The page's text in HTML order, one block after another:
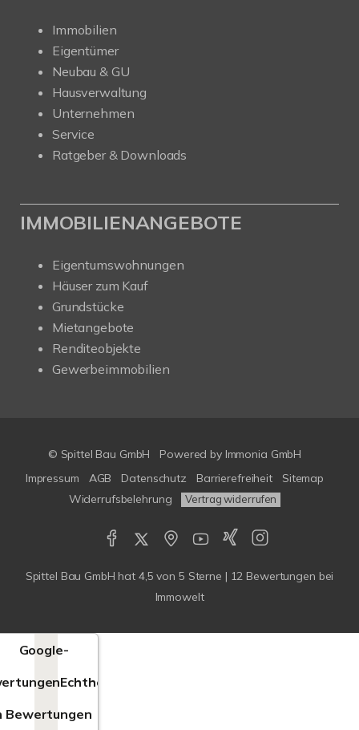
Immobilien
Eigentümer
Neubau & GU
Hausverwaltung
Unternehmen
Service
Ratgeber & Downloads
IMMOBILIENANGEBOTE
Eigentumswohnungen
Häuser zum Kauf
Grundstücke
Mietangebote
Renditeobjekte
Gewerbeimmobilien
© Spittel Bau GmbH Powered by Immonia GmbH
Impressum
AGB Datenschutz Barrierefreiheit
Sitemap
Widerrufsbelehrung
Vertrag widerrufen
Spittel Bau GmbH hat 4,5 von 5 Sterne | 12 Bewertungen bei
Immowelt
Google-
Echtheit
Bewertungen